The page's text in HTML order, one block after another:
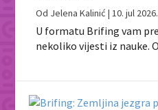
Od Jelena Kalinić |10. jul 2026.
U formatu Brifing vam
nekoliko vijesti iz nauke.